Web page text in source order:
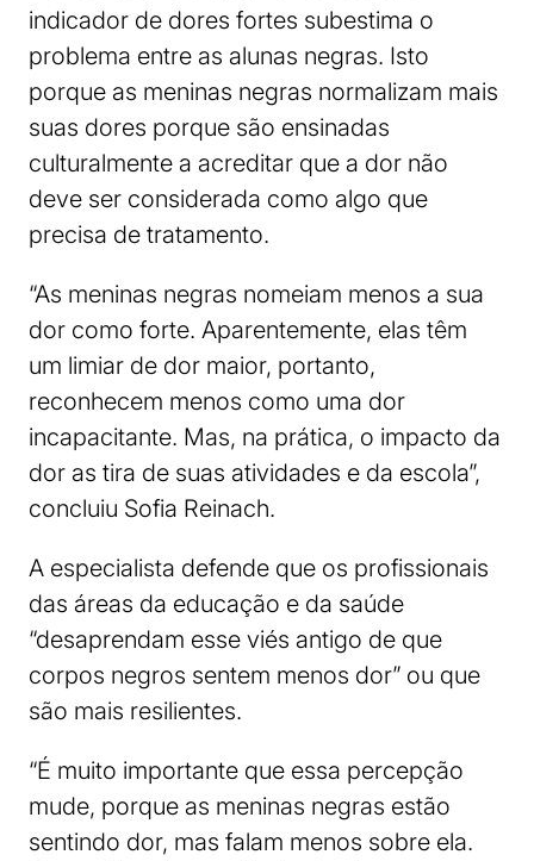
indicador de dores fortes subestima o
problema entre as alunas negras. Isto
porque as meninas negras normalizam mais
suas dores porque são ensinadas
culturalmente a acreditar que a dor não
deve ser considerada como algo que
precisa de tratamento.
“As meninas negras nomeiam menos a sua
dor como forte. Aparentemente, elas têm
um limiar de dor maior, portanto,
reconhecem menos como uma dor
incapacitante. Mas, na prática, o impacto da
dor as tira de suas atividades e da escola”,
concluiu Sofia Reinach.
A especialista defende que os profissionais
das áreas da educação e da saúde
“desaprendam esse viés antigo de que
corpos negros sentem menos dor” ou que
são mais resilientes.
“É muito importante que essa percepção
mude, porque as meninas negras estão
sentindo dor, mas falam menos sobre ela.